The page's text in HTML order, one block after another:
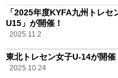
「2025年度KYFA九州トレセ
U15」が開催！
2025.11.2
東北トレセン女子U-14が開催
2025.10.24